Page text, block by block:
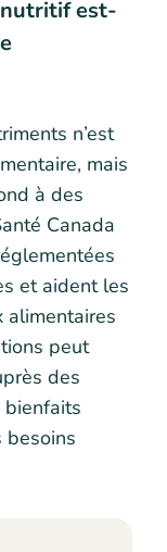
nutritif est-
n’est
mais
à des
Canada
et aident les
alimentaires
peut
des
bienfaits
besoins